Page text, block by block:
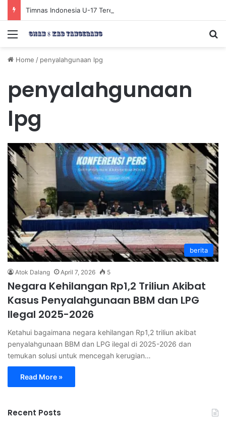
Menu
Home / penyalahgunaan lpg
penyalahgunaan
lpg
berita
Atok Dalang April 7, 2026 5
Negara Kehilangan Rp1,2 Triliun Akibat
Kasus Penyalahgunaan BBM dan LPG
Ilegal 2025-2026
Ketahui bagaimana negara kehilangan Rp1,2 triliun akibat
penyalahgunaan BBM dan LPG ilegal di 2025-2026 dan
temukan solusi untuk mencegah kerugian…
Read More »
Recent Posts